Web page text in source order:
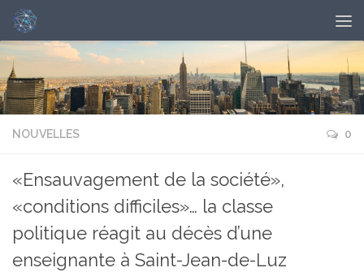
NOUVELLES 0
«Ensauvagement de la société»,
«conditions difficiles»… la classe
politique réagit au décès d’une
enseignante à Saint-Jean-de-Luz